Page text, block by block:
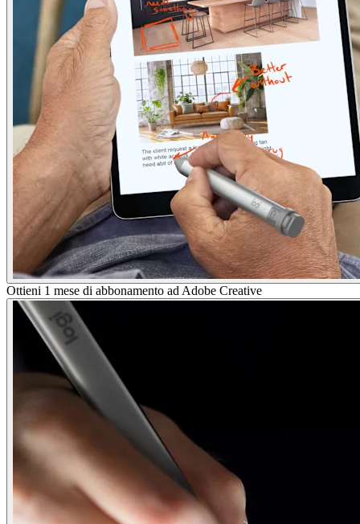
Ottieni 1 mese di abbonamento ad Adobe Creative